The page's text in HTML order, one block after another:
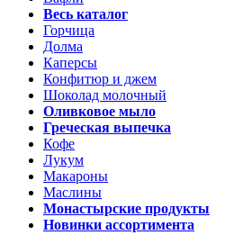
Весь каталог
Горчица
Долма
Каперсы
Конфитюр и джем
Шоколад молочный
Оливковое мыло
Греческая выпечка
Кофе
Лукум
Макароны
Маслины
Монастырские продукты
Новинки ассортимента